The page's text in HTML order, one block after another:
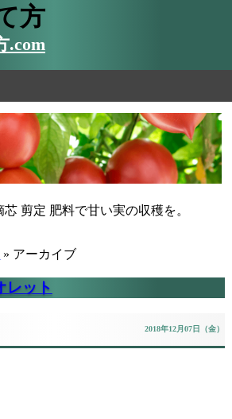
方
.com
芯 剪定 肥料で甘い実の収穫を。
» アーカイブ
レット
2018年12月07日（金）